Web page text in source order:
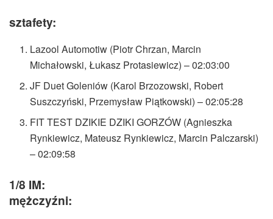
sztafety:
Lazool Automotiw (Piotr Chrzan, Marcin
Michałowski, Łukasz Protasiewicz) – 02:03:00
JF Duet Goleniów (Karol Brzozowski, Robert
Suszczyński, Przemysław Piątkowski) – 02:05:28
FIT TEST DZIKIE DZIKI GORZÓW (Agnieszka
Rynkiewicz, Mateusz Rynkiewicz, Marcin Palczarski)
– 02:09:58
1/8 IM:
mężczyźni: